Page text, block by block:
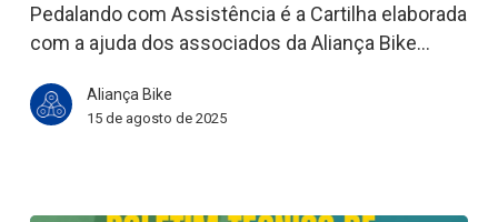
Pedalando com Assistência é a Cartilha elaborada
com a ajuda dos associados da Aliança Bike…
Aliança Bike
15 de agosto de 2025